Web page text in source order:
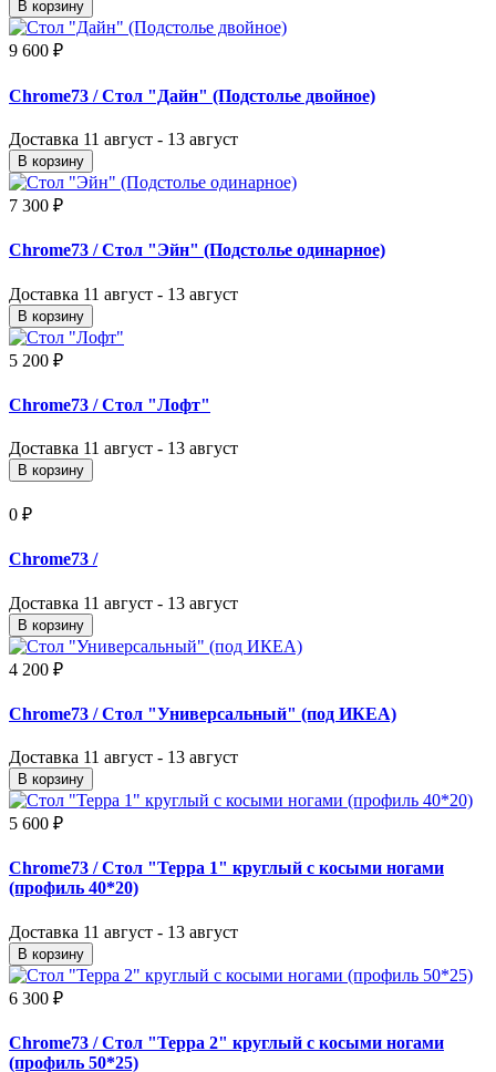
В корзину
9 600 ₽
Chrome73 / Стол "Дайн" (Подстолье двойное)
Доставка 11 август - 13 август
В корзину
7 300 ₽
Chrome73 / Стол "Эйн" (Подстолье одинарное)
Доставка 11 август - 13 август
В корзину
5 200 ₽
Chrome73 / Стол "Лофт"
Доставка 11 август - 13 август
В корзину
0 ₽
Chrome73 /
Доставка 11 август - 13 август
В корзину
4 200 ₽
Chrome73 / Стол "Универсальный" (под ИКЕА)
Доставка 11 август - 13 август
В корзину
5 600 ₽
Chrome73 / Стол "Терра 1" круглый с косыми ногами
(профиль 40*20)
Доставка 11 август - 13 август
В корзину
6 300 ₽
Chrome73 / Стол "Терра 2" круглый с косыми ногами
(профиль 50*25)